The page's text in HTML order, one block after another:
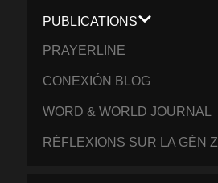
PUBLICATIONS
PRAYERLINE
CONEXIÓN BLOG
WORD & WORLD JOURNAL
RÉFLEXIONS SUR LA GÉN Z